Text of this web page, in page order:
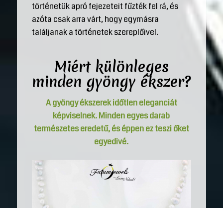
történetük apró fejezeteit fűzték fel rá, és
azóta csak arra várt, hogy egymásra
találjanak a történetek szereplőivel.
Miért különleges
minden gyöngy ékszer?
A gyöngy ékszerek időtlen eleganciát
képviselnek. Minden egyes darab
természetes eredetű, és éppen ez teszi őket
egyedivé.